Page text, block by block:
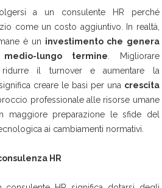
a un consulente HR perché
come un costo aggiuntivo. In realtà,
è un investimento che genera
lungo termine . Migliorare
ridurre il turnover e aumentare la
creare le basi per una crescita
professionale alle risorse umane
maggiore preparazione le sfide del
ai cambiamenti normativi.
HR